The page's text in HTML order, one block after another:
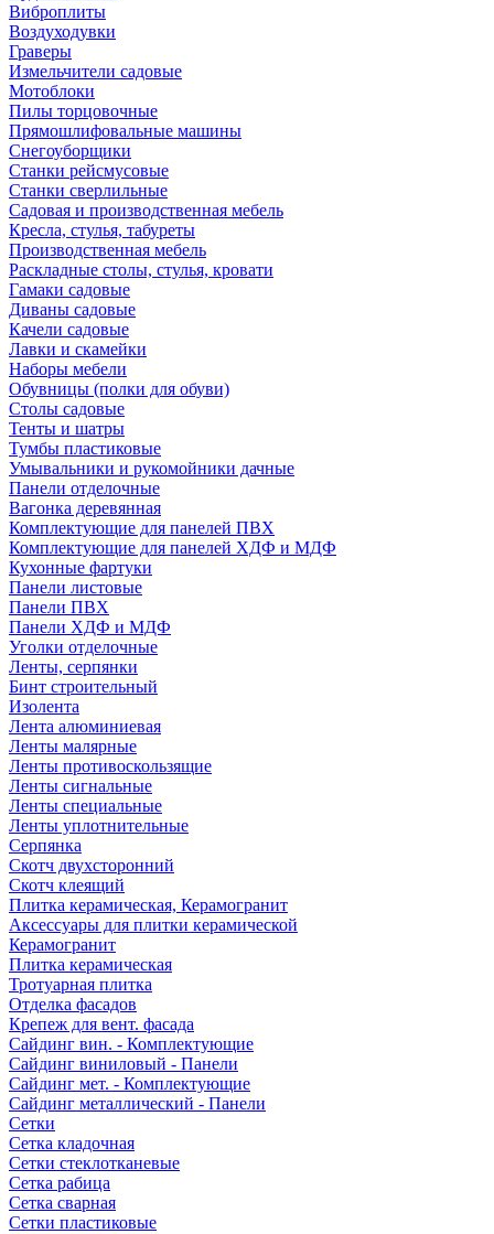
Виброплиты
Воздуходувки
Граверы
Измельчители садовые
Мотоблоки
Пилы торцовочные
Прямошлифовальные машины
Снегоуборщики
Станки рейсмусовые
Станки сверлильные
Садовая и производственная мебель
Кресла, стулья, табуреты
Производственная мебель
Раскладные столы, стулья, кровати
Гамаки садовые
Диваны садовые
Качели садовые
Лавки и скамейки
Наборы мебели
Обувницы (полки для обуви)
Столы садовые
Тенты и шатры
Тумбы пластиковые
Умывальники и рукомойники дачные
Панели отделочные
Вагонка деревянная
Комплектующие для панелей ПВХ
Комплектующие для панелей ХДФ и МДФ
Кухонные фартуки
Панели листовые
Панели ПВХ
Панели ХДФ и МДФ
Уголки отделочные
Ленты, серпянки
Бинт строительный
Изолента
Лента алюминиевая
Ленты малярные
Ленты противоскользящие
Ленты сигнальные
Ленты специальные
Ленты уплотнительные
Серпянка
Скотч двухсторонний
Скотч клеящий
Плитка керамическая, Керамогранит
Аксессуары для плитки керамической
Керамогранит
Плитка керамическая
Тротуарная плитка
Отделка фасадов
Крепеж для вент. фасада
Сайдинг вин. - Комплектующие
Сайдинг виниловый - Панели
Сайдинг мет. - Комплектующие
Сайдинг металлический - Панели
Сетки
Сетка кладочная
Сетки стеклотканевые
Сетка рабица
Сетка сварная
Сетки пластиковые